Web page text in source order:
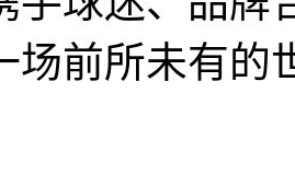
场前所未有的